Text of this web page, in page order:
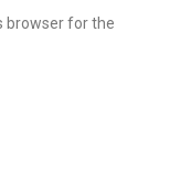
browser for the